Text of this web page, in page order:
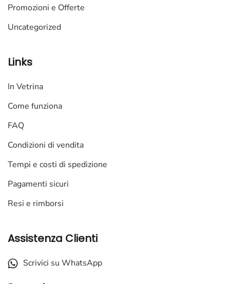
Promozioni e Offerte
Uncategorized
Links
In Vetrina
Come funziona
FAQ
Condizioni di vendita
Tempi e costi di spedizione
Pagamenti sicuri
Resi e rimborsi
Assistenza Clienti
Scrivici su WhatsApp